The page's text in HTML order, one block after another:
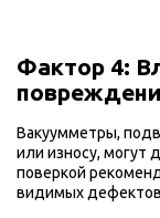
Фактор 4:
Вакуумметры,
или износу, могут
поверкой
видимых дефектов